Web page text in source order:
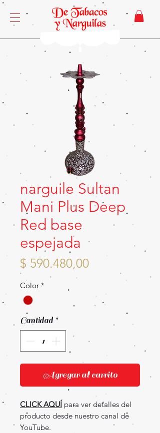
narguile Sultan
Mani Plus Deep
Red base
espejada
$ 590.480,00Precio
Color *
Cantidad *
Agregar al carrito
CLICK AQUÍ para ver detalles del
producto desde nuestro canal de
YouTube.